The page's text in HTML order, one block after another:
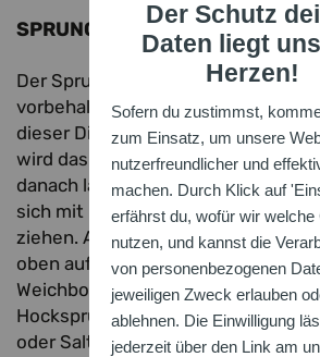
Der Schutz
Daten liegt
Herzen!
Sofern du zustimmst,
zum Einsatz, um unsere
nutzerfreundlicher und
machen. Durch Klick auf
erfährst du, wofür wir welche
nutzen, und kannst die
von personenbezogenen
jeweiligen Zweck erlauben
ablehnen. Die Einwilligung
jederzeit über den Link am
SPRUNG
Der Sprung war bis 2008 nur den
vorbehalten. Seitdem dürfen sich
dieser Disziplin im Wettkampf
wird das Rad mit Schwung
danach läuft der Turner hinter dem
sich mit Hilfe eines kräftigen
ziehen. Aus der Grätsch-, Hock-
oben auf dem Rad wird dann einen
Weichbodenmatte ausgeführt.
Hocksprung, Grätschsprung wie
oder Salto sein.